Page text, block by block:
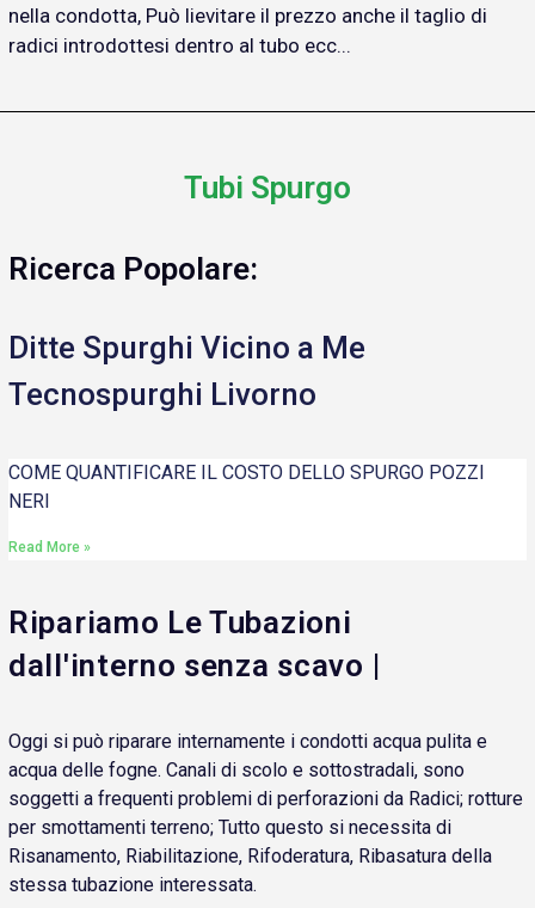
nella condotta, Può lievitare il prezzo anche il taglio di
radici introdottesi dentro al tubo ecc...
Tubi Spurgo
Ricerca Popolare:
Ditte Spurghi Vicino a Me
Tecnospurghi Livorno
COME QUANTIFICARE IL COSTO DELLO SPURGO POZZI
NERI
Read More »
Ripariamo Le Tubazioni
dall'interno senza scavo |
Oggi si può riparare internamente i condotti acqua pulita e
acqua delle fogne. Canali di scolo e sottostradali, sono
soggetti a frequenti problemi di perforazioni da Radici; rotture
per smottamenti terreno; Tutto questo si necessita di
Risanamento, Riabilitazione, Rifoderatura, Ribasatura della
stessa tubazione interessata.